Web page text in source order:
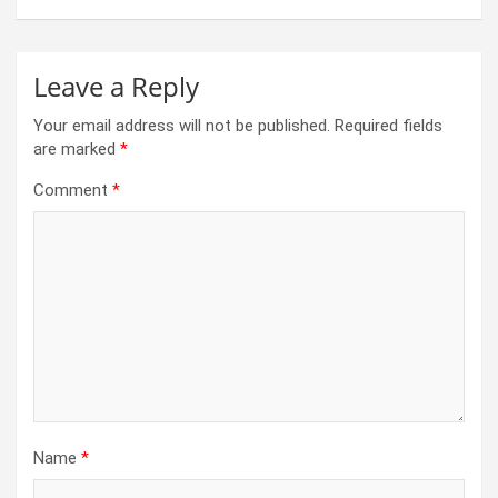
Leave a Reply
Your email address will not be published. Required fields
are marked *
Comment *
Name *